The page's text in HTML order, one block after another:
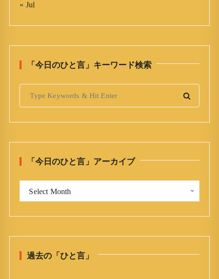
« Jul
「今日のひと言」キーワード検索
「今日のひと言」アーカイブ
ひ
言
Select Month
過去の「ひと言」